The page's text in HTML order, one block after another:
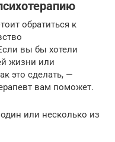
обратиться к
вы бы хотели
жизни или
это сделать, —
вам поможет.
или несколько из